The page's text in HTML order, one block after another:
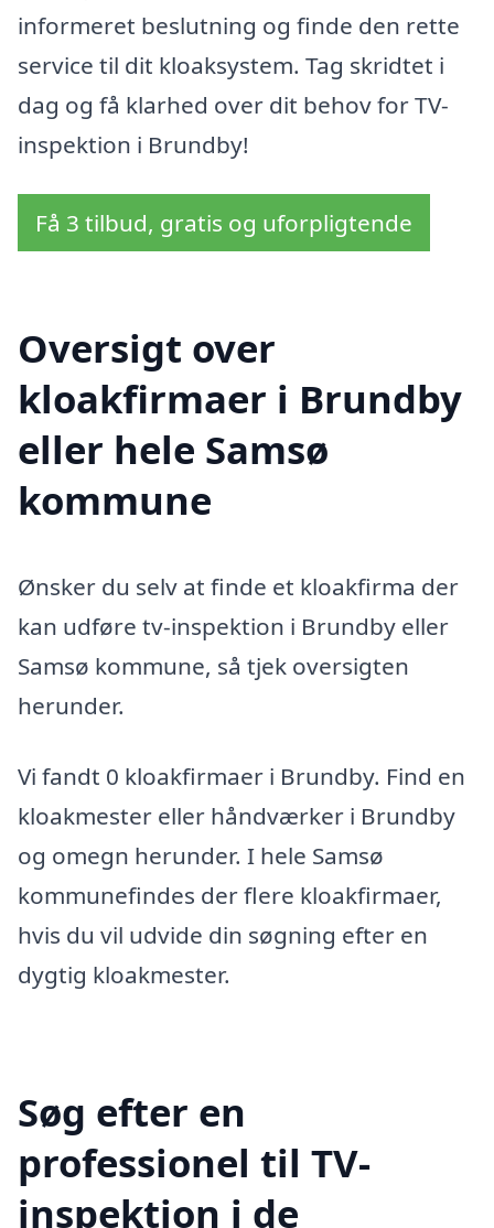
informeret beslutning og finde den rette
service til dit kloaksystem. Tag skridtet i
dag og få klarhed over dit behov for TV-
inspektion i Brundby!
Få 3 tilbud, gratis og uforpligtende
Oversigt over
kloakfirmaer i Brundby
eller hele Samsø
kommune
Ønsker du selv at finde et kloakfirma der
kan udføre tv-inspektion i Brundby eller
Samsø kommune, så tjek oversigten
herunder.
Vi fandt 0 kloakfirmaer i Brundby. Find en
kloakmester eller håndværker i Brundby
og omegn herunder. I hele Samsø
kommunefindes der flere kloakfirmaer,
hvis du vil udvide din søgning efter en
dygtig kloakmester.
Søg efter en
professionel til TV-
inspektion i de